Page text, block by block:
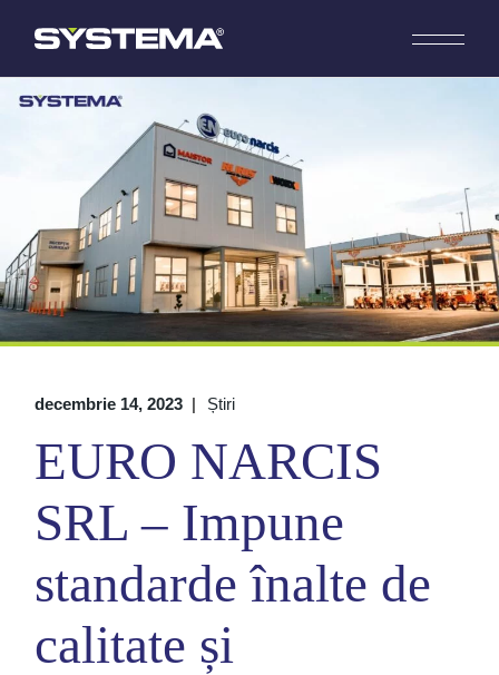
decembrie 14, 2023 Știri
EURO NARCIS
SRL – Impune
standarde înalte de
calitate și